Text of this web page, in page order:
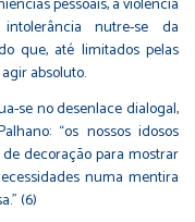
nutre-se da
que, até limitados pelas
absoluto.
se no desenlace dialogal,
“os nossos idosos
decoração para mostrar
numa mentira
(6)